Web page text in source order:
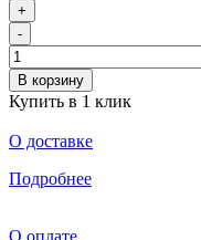
+
-
В корзину
Купить в 1 клик
О доставке
Подробнее